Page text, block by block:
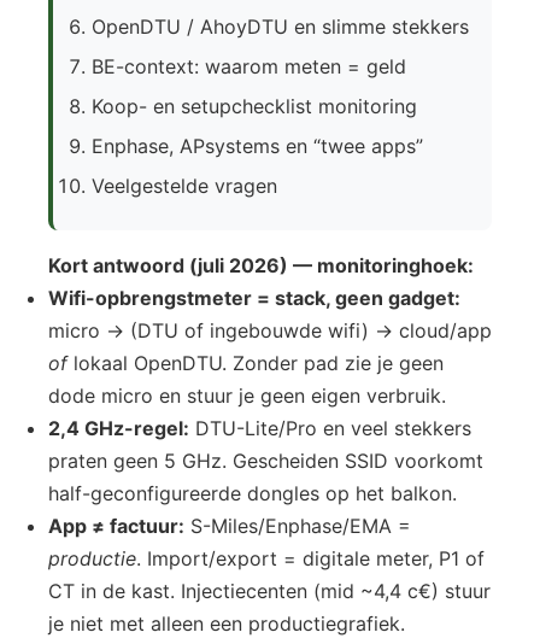
OpenDTU / AhoyDTU en slimme stekkers
BE-context: waarom meten = geld
Koop- en setupchecklist monitoring
Enphase, APsystems en “twee apps”
Veelgestelde vragen
Kort antwoord (juli 2026) — monitoringhoek:
Wifi-opbrengstmeter = stack, geen gadget:
micro → (DTU of ingebouwde wifi) → cloud/app
oflokaal OpenDTU. Zonder pad zie je geen
dode micro en stuur je geen eigen verbruik.
2,4 GHz-regel: DTU-Lite/Pro en veel stekkers
praten geen 5 GHz. Gescheiden SSID voorkomt
half-geconfigureerde dongles op het balkon.
App ≠ factuur: S-Miles/Enphase/EMA =
productie. Import/export = digitale meter, P1 of
CT in de kast. Injectiecenten (mid ~4,4 c€) stuur
je niet met alleen een productiegrafiek.